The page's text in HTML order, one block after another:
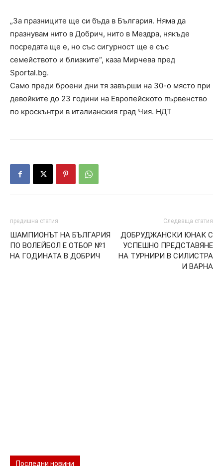
„За празниците ще си бъда в България. Няма да
празнувам нито в Добрич, нито в Мездра, някъде
посредата ще е, но със сигурност ще е със
семейството и близките“, каза Мирчева пред
Sportal.bg.
Само преди броени дни тя завърши на 30-о място при
девойките до 23 години на Европейското първенство
по кроскънтри в италианския град Чия. НДТ
предишна статия
ШАМПИОНЪТ НА БЪЛГАРИЯ
ПО ВОЛЕЙБОЛ Е ОТБОР №1
НА ГОДИНАТА В ДОБРИЧ
Следваща статия
ДОБРУДЖАНСКИ ЮНАК С
УСПЕШНО ПРЕДСТАВЯНЕ
НА ТУРНИРИ В СИЛИСТРА
И ВАРНА
Последни новини